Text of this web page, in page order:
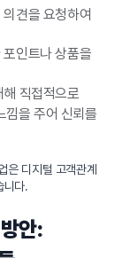
견을 요청하여
인트나 상품을
직접적으로
낌을 주어 신뢰를
은 디지털 고객관계
니다.
안: